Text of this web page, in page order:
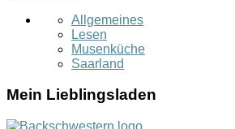
Allgemeines
Lesen
Musenküche
Saarland
Mein Lieblingsladen